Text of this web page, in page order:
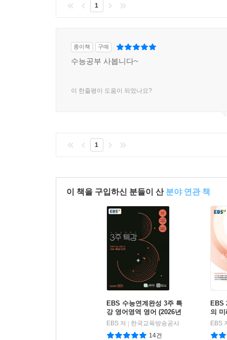
1
종이책 구매
수능공부 사봅니다~
이 한줄평이 도움이 되었나요?
1
이 책을 구입하신 분들이 산 분야 연관 책
EBS 수능연계완성 3주 특
강 영어영역 영어 (2026년
용)
EBS 저
한국교육방송공사
14건
EBS
의
영역
EBS